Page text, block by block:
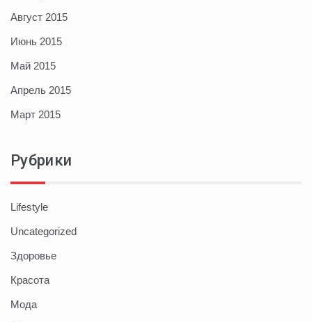
Август 2015
Июнь 2015
Май 2015
Апрель 2015
Март 2015
Рубрики
Lifestyle
Uncategorized
Здоровье
Красота
Мода